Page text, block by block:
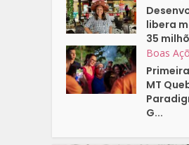
libera
35
Boas
MT
G...